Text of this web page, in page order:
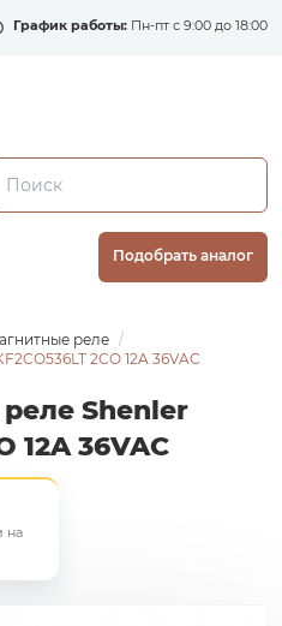
График работы: Пн-пт с 9:00 до 18:00
Подобрать аналог
реле
2CO 12A 36VAC
Shenler
12A 36VAC
на